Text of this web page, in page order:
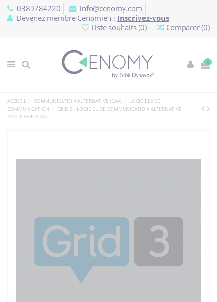
0380784220
info@cenomy.com
Devenez membre Cenomien : Inscrivez-vous
Liste souhaits (0) Comparer (0)
0
ACCUEIL COMMUNICATION ALTERNATIVE (CAA)
LOGICIELS DE
COMMUNICATION
GRID 3 - LOGICIEL DE COMMUNICATION ALTERNATIVE
AMÉLIORÉE (CAA)
Panneau de gestion des cookies